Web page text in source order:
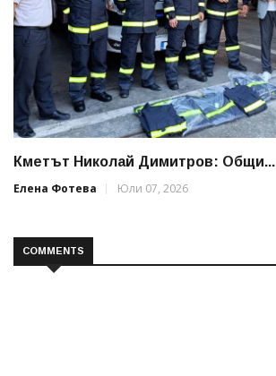
Кметът Николай Димитров: Общи...
Елена Фотева
Юли 07, 2026
COMMENTS